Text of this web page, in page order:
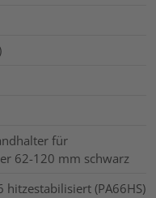
für
62-120 mm schwarz
hitzestabilisiert (PA66HS)